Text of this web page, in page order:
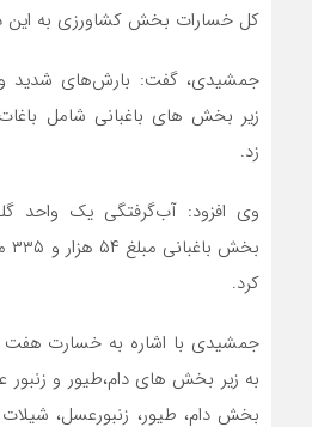
کل خسارات بخش کشاورزی به این
زیر بخش های باغبانی شامل
زد.
وی افزود: آب‌گرفتگی یک واحد
کرد.
به زیر بخش های دام،طیور و زنبور